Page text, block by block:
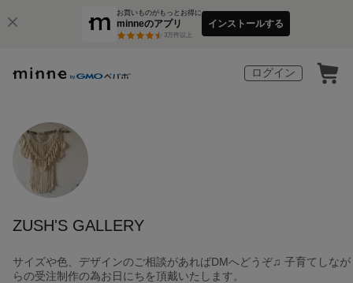
お買いものがもっとお得に
minneのアプリ
3万件以上
インストールする
ログイン
ZUSH'S GALLERY
サイズや色、デザインのご相談があればDMへどうぞ♫ 子育てしなが
らの受注制作の為お日にちを頂戴いたします。